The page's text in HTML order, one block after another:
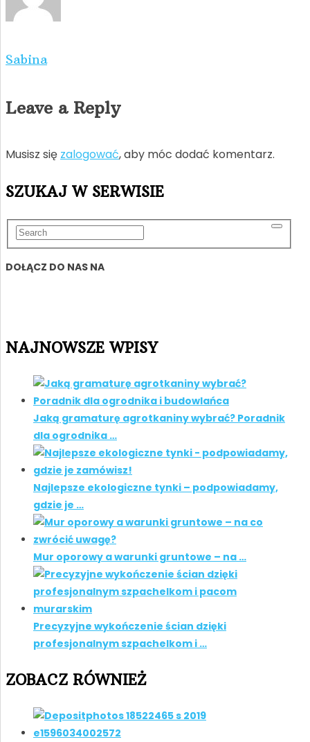
Sabina
Leave a Reply
Musisz się zalogować, aby móc dodać komentarz.
SZUKAJ W SERWISIE
DOŁĄCZ DO NAS NA
NAJNOWSZE WPISY
Jaką gramaturę agrotkaniny wybrać? Poradnik
dla ogrodnika …
Najlepsze ekologiczne tynki – podpowiadamy,
gdzie je …
Mur oporowy a warunki gruntowe – na …
Precyzyjne wykończenie ścian dzięki
profesjonalnym szpachelkom i …
ZOBACZ RÓWNIEŻ